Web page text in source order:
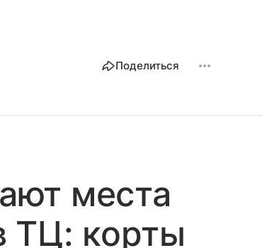
Поделиться
места
ТЦ: корты